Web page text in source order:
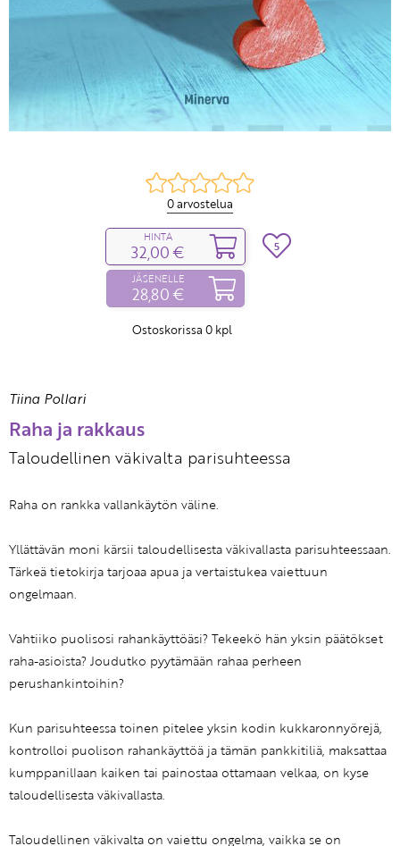
0 arvostelua
HINTA
32,00 €
JÄSENELLE
28,80 €
Ostoskorissa 0 kpl
5
Tiina Pollari
Raha ja rakkaus
Taloudellinen väkivalta parisuhteessa
Raha on rankka vallankäytön väline.
Yllättävän moni kärsii taloudellisesta väkivallasta parisuhteessaan.
Tärkeä tietokirja tarjoaa apua ja vertaistukea vaiettuun
ongelmaan.
Vahtiiko puolisosi rahankäyttöäsi? Tekeekö hän yksin päätökset
raha-asioista? Joudutko pyytämään rahaa perheen
perushankintoihin?
Kun parisuhteessa toinen pitelee yksin kodin kukkaronnyörejä,
kontrolloi puolison rahankäyttöä ja tämän pankkitiliä, maksattaa
kumppanillaan kaiken tai painostaa ottamaan velkaa, on kyse
taloudellisesta väkivallasta.
Taloudellinen väkivalta on vaiettu ongelma, vaikka se on